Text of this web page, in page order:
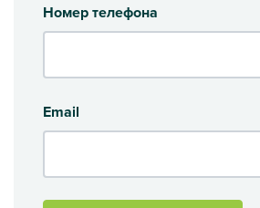
Номер телефона
Email